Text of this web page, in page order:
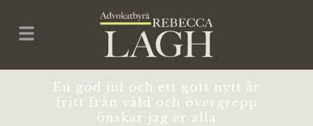
En god jul och ett gott nytt år
fritt från våld och övergrepp
önskar jag er alla